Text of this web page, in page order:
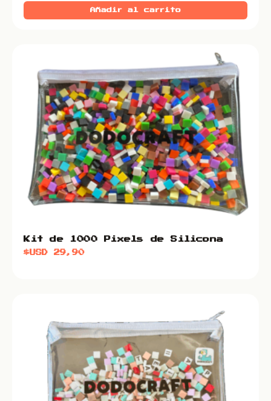
Añadir al carrito
Kit de 1000 Pixels de Silicona
$USD29,90